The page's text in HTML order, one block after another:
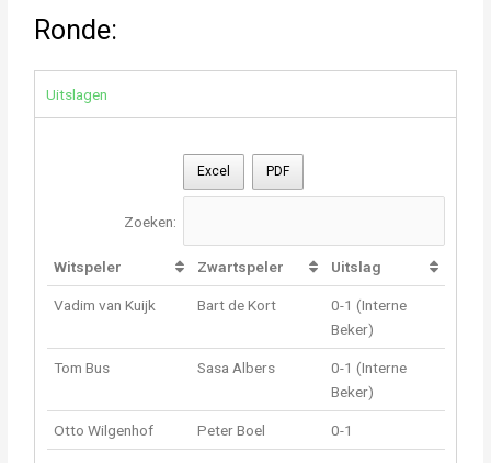
Ronde:
Uitslagen
Excel PDF
Zoeken:
Witspeler Zwartspeler Uitslag
Vadim van Kuijk Bart de Kort
0-1 (Interne
Beker)
Tom Bus Sasa Albers
0-1 (Interne
Beker)
Otto Wilgenhof Peter Boel 0-1